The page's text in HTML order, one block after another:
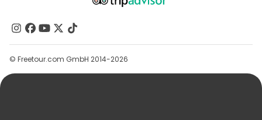
Contacte-Nos
Grupos
Ajuda
© Freetour.com GmbH 2014-2026